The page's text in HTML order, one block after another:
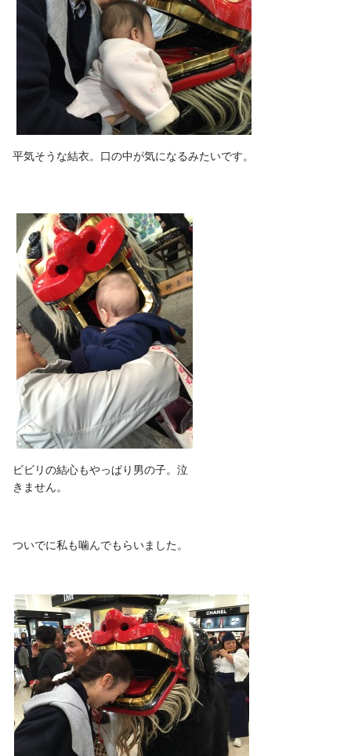
平気そうな結衣。口の中が気になるみたいです。
ビビリの結心もやっぱり男の子。泣
きません。
ついでに私も噛んでもらいました。